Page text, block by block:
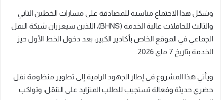
وشكل هذا الاجتماع مناسبة للمصادقة على مسارات الخطين الثاني
والثالث للحافلات عالية الخدمة (BHNS)، اللذين سيعززان شبكة النقل
الجماعي في الموقع الخاص بأكادير الكبير، بعد دخول الخط الأول حيز
الخدمة بتاريخ 7 ماي 2026.
ويأتي هذا المشروع في إطار الجهود الرامية إلى تطوير منظومة نقل
حضري حديثة وفعالة تستجيب للطلب المتزايد على التنقل، وتواكب